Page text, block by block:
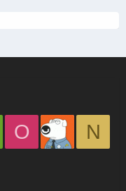
O
N